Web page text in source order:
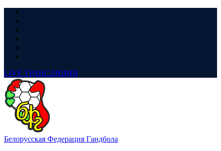
LIVE ТРАНСЛЯЦИЯ
Белорусская Федерация Гандбола